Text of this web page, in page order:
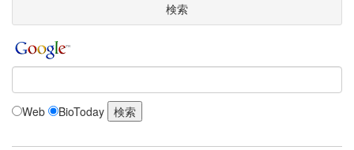
検索
Web BioToday